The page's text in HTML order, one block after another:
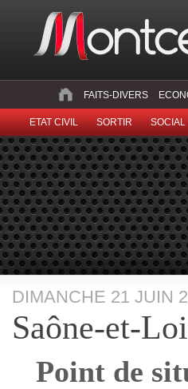
FAITS-DIVERS
ETAT CIVIL SORTIR SOCIAL
DIMANCHE 21 JUIN
Saône-et-
Point de